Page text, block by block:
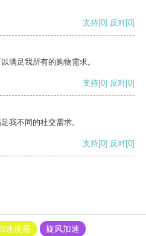
支持[0] 反对[0]
满足我所有的购物需求。
支持[0] 反对[0]
我不同的社交需求。
支持[0] 反对[0]
速度器
旋风加速